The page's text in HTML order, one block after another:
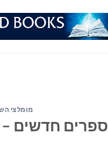
מומלצי
ספרים חדשים –